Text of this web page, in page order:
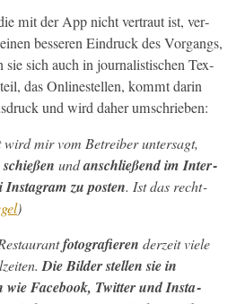
mit der App nicht ver­traut ist, ver­
besseren Ein­druck des Vor­gangs,
sie sich auch in jour­nal­is­tis­chen Tex­
das Onlinestellen, kommt darin
und wird daher umschrieben:
wird mir vom Betreiber unter­sagt,
undanschließend im Inter­
Insta­gram zu posten. Ist das recht­
)
fotografieren derzeit viele
Die Bilder stellen sie in
wie Face­book, Twit­ter und Insta­